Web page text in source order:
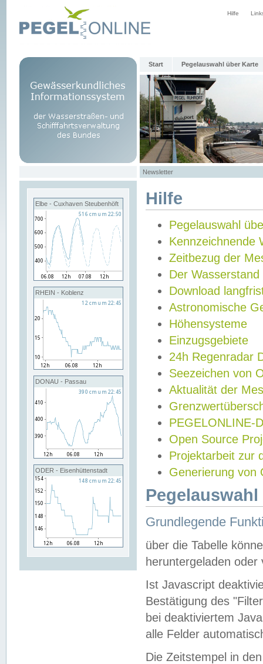
Hilfe
Start Pegelauswahl über Karte
Newsletter
Elbe - Cuxhaven Steubenhöft
RHEIN - Koblenz
DONAU - Passau
ODER - Eisenhüttenstadt
Hilfe
Pegelauswahl
Kennzeichnende
Zeitbezug der
Der Wasserstand
Download
Astronomische
Höhensysteme
Einzugsgebiete
24h Regenradar
Seezeichen von
Aktualität der
PEGELONLINE-
Open Source
Projektarbeit zur
Generierung von
Grundlegende
über die Tabelle
heruntergeladen oder
Ist Javascript
Bestätigung des
bei deaktiviertem
alle Felder
Die Zeitstempel in